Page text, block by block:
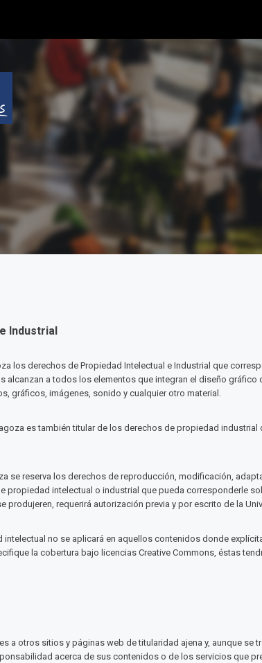
Industrial
los derechos de Propiedad Intelectual e Industrial que
alcanzan a todos los elementos que integran el diseño
gráficos, imágenes, sonido y cualquier otro material.
es también titular de los derechos de propiedad
se reserva los derechos de reproducción, modificación,
propiedad intelectual o industrial que pueda corresponderle
produjeren, requerirá autorización previa y por escrito de la
intelectual no se aplicará en aquellos contenidos donde
la cobertura bajo licencias Creative Commons, éstas
a otros sitios y páginas web de titularidad ajena y, aunque
acerca de sus contenidos o de los servicios que